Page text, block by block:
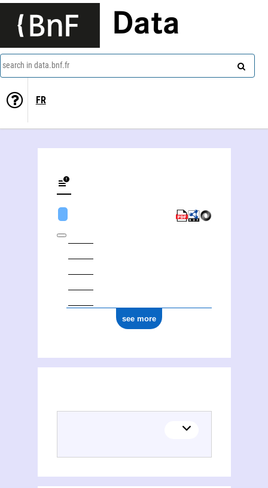
Data
search in data.bnf.fr
FR
see more